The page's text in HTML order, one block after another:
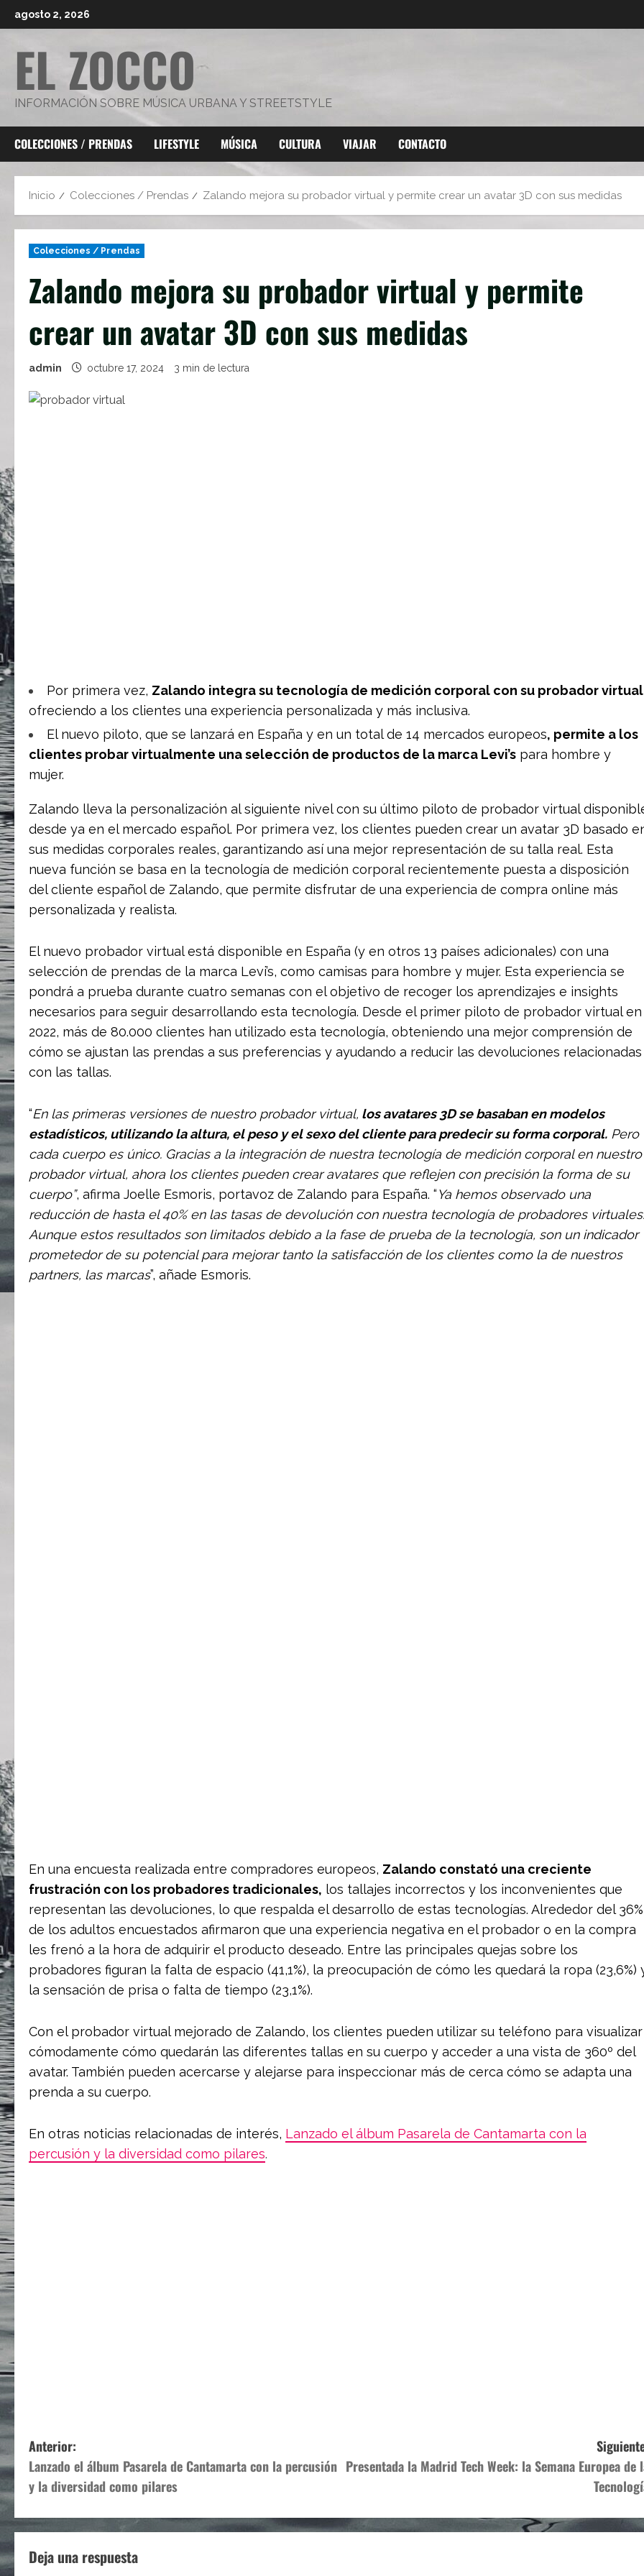
al
agosto 2, 2026
EL ZOCCO
INFORMACIÓN SOBRE MÚSICA URBANA Y STREETSTYLE
COLECCIONES / PRENDAS LIFESTYLE MÚSICA CULTURA VIAJAR CONTACTO
Inicio Colecciones / Prendas Zalando mejora su probador virtual y permite crear un avatar 3D con sus medidas
Colecciones / Prendas
Zalando mejora su probador virtual y permite
crear un avatar 3D con sus medidas
admin octubre 17, 2024 3 min de lectura
Por primera vez, Zalando integra su tecnología de medición corporal con su probador
ofreciendo a los clientes una experiencia personalizada y más inclusiva.
El nuevo piloto, que se lanzará en España y en un total de 14 mercados europeos, permite a los
clientes probar virtualmente una selección de productos de la marca Levi’s para hombre y
mujer.
Zalando lleva la personalización al siguiente nivel con su último piloto de probador virtual
desde ya en el mercado español. Por primera vez, los clientes pueden crear un avatar 3D basado
sus medidas corporales reales, garantizando así una mejor representación de su talla real. Esta
nueva función se basa en la tecnología de medición corporal recientemente puesta a disposición
del cliente español de Zalando, que permite disfrutar de una experiencia de compra online más
personalizada y realista.
El nuevo probador virtual está disponible en España (y en otros 13 países adicionales) con una
selección de prendas de la marca Levi’s, como camisas para hombre y mujer. Esta experiencia se
pondrá a prueba durante cuatro semanas con el objetivo de recoger los aprendizajes e insights
necesarios para seguir desarrollando esta tecnología. Desde el primer piloto de probador virtual en
2022, más de 80.000 clientes han utilizado esta tecnología, obteniendo una mejor comprensión de
cómo se ajustan las prendas a sus preferencias y ayudando a reducir las devoluciones relacionadas
con las tallas.
“En las primeras versiones de nuestro probador virtual, los avatares 3D se basaban en modelos
estadísticos, utilizando la altura, el peso y el sexo del cliente para predecir su forma corporal. Pero
cada cuerpo es único. Gracias a la integración de nuestra tecnología de medición corporal en nuestro
probador virtual, ahora los clientes pueden crear avatares que reflejen con precisión la forma de su
cuerpo”, afirma Joelle Esmoris, portavoz de Zalando para España. “Ya hemos observado una
reducción de hasta el 40% en las tasas de devolución con nuestra tecnología de probadores virtuales.
Aunque estos resultados son limitados debido a la fase de prueba de la tecnología, son un indicador
prometedor de su potencial para mejorar tanto la satisfacción de los clientes como la de nuestros
partners, las marcas”, añade Esmoris.
En una encuesta realizada entre compradores europeos, Zalando constató una creciente
frustración con los probadores tradicionales, los tallajes incorrectos y los inconvenientes que
representan las devoluciones, lo que respalda el desarrollo de estas tecnologías. Alrededor del 36%
de los adultos encuestados afirmaron que una experiencia negativa en el probador o en la compra
les frenó a la hora de adquirir el producto deseado. Entre las principales quejas sobre los
probadores figuran la falta de espacio (41,1%), la preocupación de cómo les quedará la ropa (23,6%)
la sensación de prisa o falta de tiempo (23,1%).
Con el probador virtual mejorado de Zalando, los clientes pueden utilizar su teléfono para visualizar
cómodamente cómo quedarán las diferentes tallas en su cuerpo y acceder a una vista de 360º del
avatar. También pueden acercarse y alejarse para inspeccionar más de cerca cómo se adapta una
prenda a su cuerpo.
En otras noticias relacionadas de interés, Lanzado el álbum Pasarela de Cantamarta con la
percusión y la diversidad como pilares.
N
a
v
e
Anterior:
Lanzado el álbum Pasarela de Cantamarta con la percusión
y la diversidad como pilares
Presentada la Madrid Tech Week: la Semana Europea de
Deja una respuesta